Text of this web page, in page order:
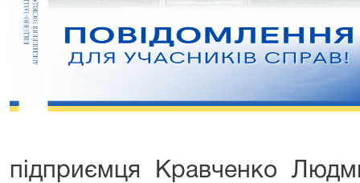
підприємця Кравченко